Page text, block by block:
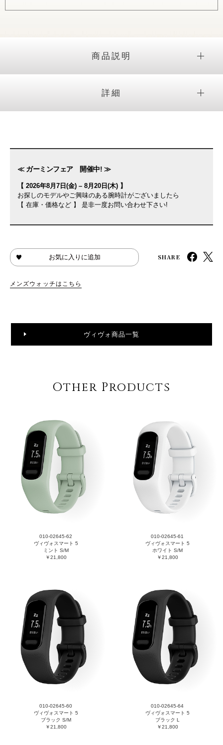
商品説明
詳細
≪ ガーミンフェア 開催中! ≫
【 2026年8月7日(金) – 8月20日(木) 】
お探しのモデルやご興味のある腕時計がございましたら
【 在庫・価格など 】 是非一度お問い合わせ下さい!
お気に入りに追加 SHARE
メンズウォッチはこちら
ヴィヴォ商品一覧
Other Products
010-02645-62
ヴィヴォスマート 5
ミント S/M
￥21,800
010-02645-61
ヴィヴォスマート 5
ホワイト S/M
￥21,800
010-02645-60
ヴィヴォスマート 5
ブラック S/M
￥21,800
010-02645-64
ヴィヴォスマート 5
ブラック L
￥21,800